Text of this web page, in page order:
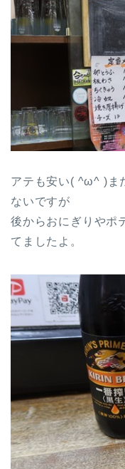
アテも安い( ^ω^ )ま
ないですが
後からおにぎりやポ
てましたよ。